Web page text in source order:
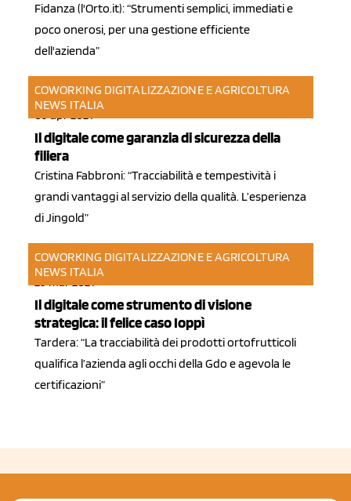
Fidanza (l'Orto.it): “Strumenti semplici, immediati e
poco onerosi, per una gestione efficiente
dell'azienda”
COWORKING DIGITALIZZAZIONE E AGRICOLTURA
NEWS ITALIA
09 apr 2021
Il digitale come garanzia di sicurezza della
filiera
Cristina Fabbroni: “Tracciabilità e tempestività i
grandi vantaggi al servizio della qualità. L’esperienza
di Jingold”
COWORKING DIGITALIZZAZIONE E AGRICOLTURA
NEWS ITALIA
29 mar 2021
Il digitale come strumento di visione
strategica: il felice caso Ioppì
Tardera: “La tracciabilità dei prodotti ortofrutticoli
qualifica l’azienda agli occhi della Gdo e agevola le
certificazioni”